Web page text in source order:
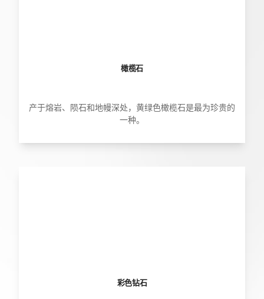
橄榄石
产于熔岩、陨石和地幔深处，黄绿色橄榄石是最为珍贵的
一种。
彩色钻石